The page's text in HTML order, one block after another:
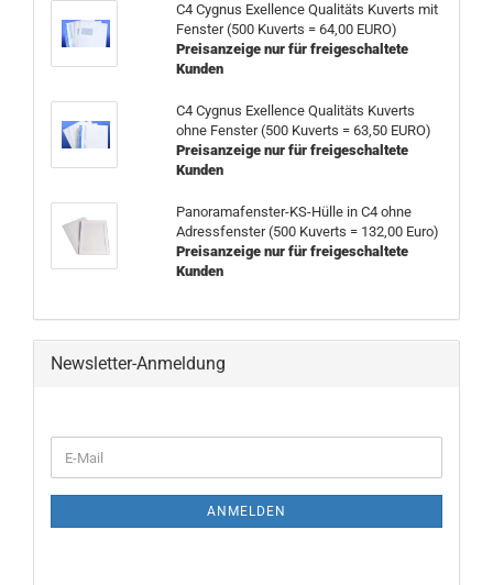
C4 Cygnus Exellence Qualitäts Kuverts mit
Fenster (500 Kuverts = 64,00 EURO)
Preisanzeige nur für freigeschaltete
Kunden
C4 Cygnus Exellence Qualitäts Kuverts
ohne Fenster (500 Kuverts = 63,50 EURO)
Preisanzeige nur für freigeschaltete
Kunden
Panoramafenster-KS-Hülle in C4 ohne
Adressfenster (500 Kuverts = 132,00 Euro)
Preisanzeige nur für freigeschaltete
Kunden
Newsletter-Anmeldung
ZUR
E-
Mail
ANMELDEN